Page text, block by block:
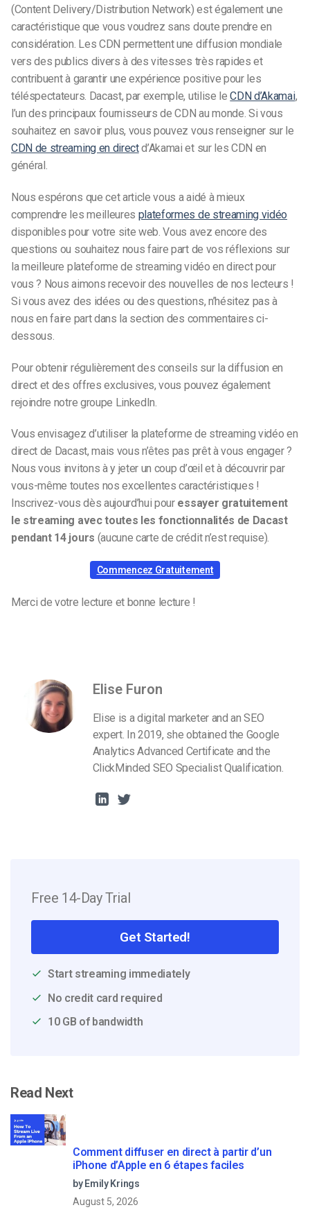
(Content Delivery/Distribution Network) est également une
caractéristique que vous voudrez sans doute prendre en
considération. Les CDN permettent une diffusion mondiale
vers des publics divers à des vitesses très rapides et
contribuent à garantir une expérience positive pour les
téléspectateurs. Dacast, par exemple, utilise leCDN d’Akamai,
l’un des principaux fournisseurs de CDN au monde. Si vous
souhaitez en savoir plus, vous pouvez vous renseigner sur le
CDN de streaming en directd’Akamai et sur les CDN en
général.
Nous espérons que cet article vous a aidé à mieux
comprendre les meilleures plateformes de streaming vidéo
disponibles pour votre site web. Vous avez encore des
questions ou souhaitez nous faire part de vos réflexions sur
la meilleure plateforme de streaming vidéo en direct pour
vous ? Nous aimons recevoir des nouvelles de nos lecteurs !
Si vous avez des idées ou des questions, n’hésitez pas à
nous en faire part dans la section des commentaires ci-
dessous.
Pour obtenir régulièrement des conseils sur la diffusion en
direct et des offres exclusives, vous pouvez également
rejoindre notre groupe LinkedIn.
Vous envisagez d’utiliser la plateforme de streaming vidéo en
direct de Dacast, mais vous n’êtes pas prêt à vous engager ?
Nous vous invitons à y jeter un coup d’œil et à découvrir par
vous-même toutes nos excellentes caractéristiques !
Inscrivez-vous dès aujourd’hui pouressayer gratuitement
le streaming avec toutes les fonctionnalités de Dacast
pendant 14 jours (aucune carte de crédit n’est requise).
Commencez Gratuitement
Merci de votre lecture et bonne lecture !
Elise Furon
Elise is a digital marketer and an SEO
expert. In 2019, she obtained the Google
Analytics Advanced Certificate and the
ClickMinded SEO Specialist Qualification.
Free 14-Day Trial
Get Started!
Start streaming immediately
No credit card required
10 GB of bandwidth
Read Next
Comment diffuser en direct à partir d’un
iPhone d’Apple en 6 étapes faciles
by Emily Krings
August 5, 2026